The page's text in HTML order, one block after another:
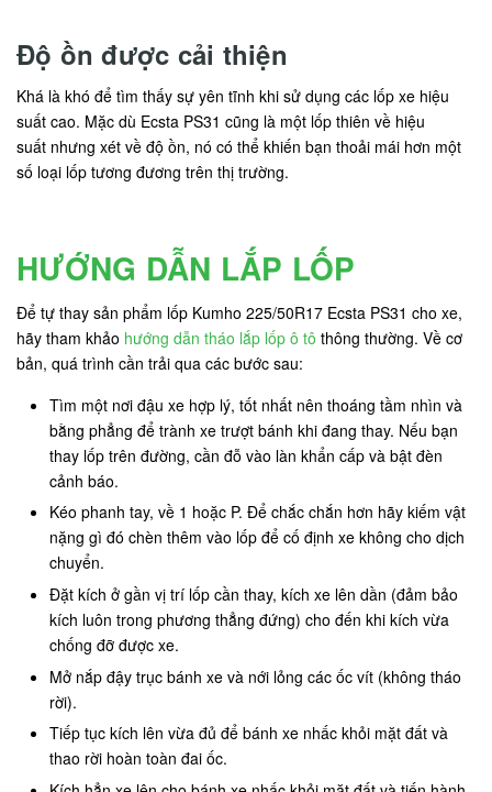
Độ ồn được cải thiện
Khá là khó để tìm thấy sự yên tĩnh khi sử dụng các lốp xe hiệu
suất cao. Mặc dù Ecsta PS31 cũng là một lốp thiên về hiệu
suất nhưng xét về độ ồn, nó có thể khiến bạn thoải mái hơn một
số loại lốp tương đương trên thị trường.
HƯỚNG DẪN LẮP LỐP
Để tự thay sản phẩm lốp Kumho 225/50R17 Ecsta PS31 cho xe,
hãy tham khảo hướng dẫn tháo lắp lốp ô tô thông thường. Về cơ
bản, quá trình cần trải qua các bước sau:
Tìm một nơi đậu xe hợp lý, tốt nhất nên thoáng tầm nhìn và
bằng phẳng để trành xe trượt bánh khi đang thay. Nếu bạn
thay lốp trên đường, cần đỗ vào làn khẩn cấp và bật đèn
cảnh báo.
Kéo phanh tay, về 1 hoặc P. Để chắc chắn hơn hãy kiếm vật
nặng gì đó chèn thêm vào lốp để cố định xe không cho dịch
chuyển.
Đặt kích ở gần vị trí lốp cần thay, kích xe lên dần (đảm bảo
kích luôn trong phương thẳng đứng) cho đến khi kích vừa
chống đỡ được xe.
Mở nắp đậy trục bánh xe và nới lỏng các ốc vít (không tháo
rời).
Tiếp tục kích lên vừa đủ để bánh xe nhấc khỏi mặt đất và
thao rời hoàn toàn đai ốc.